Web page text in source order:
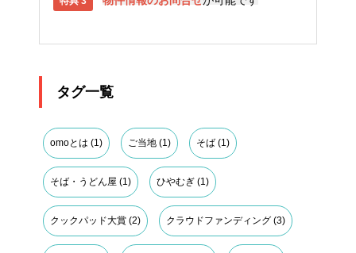
タグ一覧
omoとは (1) ご当地 (1) そば (1)
そば・うどん屋 (1) ひやむぎ (1)
クックパッド大賞 (2) クラウドファンディング (3)